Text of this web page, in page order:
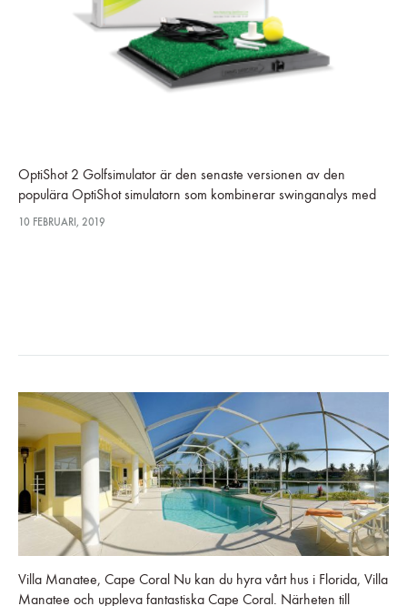
OptiShot 2 Golfsimulator är den senaste versionen av den
populära OptiShot simulatorn som kombinerar swinganalys med
simulering och videoinstruktioner till en fantastisk golfsimulator och
10 FEBRUARI, 2019
Villa Manatee, Cape Coral Nu kan du hyra vårt hus i Florida, Villa
Manatee och uppleva fantastiska Cape Coral. Närheten till